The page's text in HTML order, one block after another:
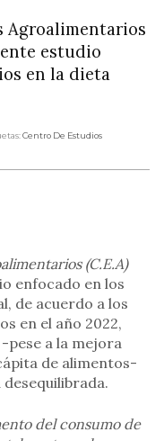
Agroalimentarios
estudio
en la dieta
Centro De Estudios
(C.E.A)
enfocado en los
de acuerdo a los
en el año 2022,
pese a la mejora
de alimentos-
del consumo de